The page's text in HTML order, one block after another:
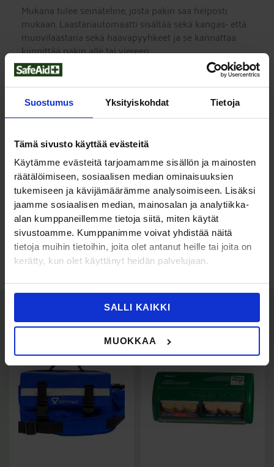
Suostumus Yksityiskohdat Tietoja
Tämä sivusto käyttää evästeitä
Käytämme evästeitä tarjoamamme sisällön ja mainosten
räätälöimiseen, sosiaalisen median ominaisuuksien
tukemiseen ja kävijämäärämme analysoimiseen. Lisäksi
jaamme sosiaalisen median, mainosalan ja analytiikka-
alan kumppaneillemme tietoja siitä, miten käytät
sivustoamme. Kumppanimme voivat yhdistää näitä
tietoja muihin tietoihin, joita olet antanut heille tai joita on
kerätty, kun olet käyttänyt heidän palvelujaan.
SALLI KAIKKI
MUOKKAA
Mukana tulee seinäteline, josta pakin saa helposti
mukaan. Laastariautomaatti sisältää sekä kangas- että
muovilaastaria sekä haavapyyhkeet ja se kannattaa
kiinnittää pakin alle tai viereen.
Sisältö:
Rasia 1 pieni ensiapuside 2 kpl (A1341)
Rasia 2 iso ensiapuside 2 kpl (A1342)
Silmänhuuhteluspray 250 ml 1 kpl (A1101)
Palovammaspray 125 ml 1 kpl
Hemostaattispray 60 ml 1 kpl (A1402)
Laastariautomaatti 1 kpl sisältäen
haavapyyhkeet 30 kpl (A1303), kangaslaastari
40kpl (A1323) ja muovilaastari 40 kpl (A1424)
Lisää opastekyltitensiapuvälineistäja
silmänhuuhtelustajotta välineet löytyvät helposti.
Tutustu myös